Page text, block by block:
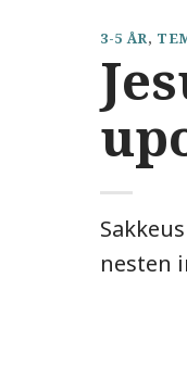
3-5 ÅR,
nesten